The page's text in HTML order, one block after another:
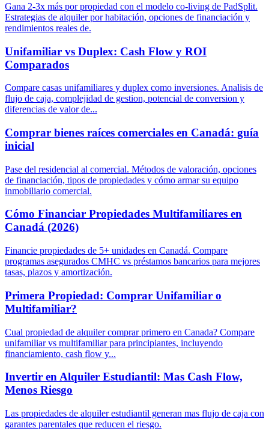
Gana 2-3x más por propiedad con el modelo co-living de PadSplit.
Estrategias de alquiler por habitación, opciones de financiación y
rendimientos reales de.
Unifamiliar vs Duplex: Cash Flow y ROI
Comparados
Compare casas unifamiliares y duplex como inversiones. Analisis de
flujo de caja, complejidad de gestion, potencial de conversion y
diferencias de valor de...
Comprar bienes raíces comerciales en Canadá: guía
inicial
Pase del residencial al comercial. Métodos de valoración, opciones
de financiación, tipos de propiedades y cómo armar su equipo
inmobiliario comercial.
Cómo Financiar Propiedades Multifamiliares en
Canadá (2026)
Financie propiedades de 5+ unidades en Canadá. Compare
programas asegurados CMHC vs préstamos bancarios para mejores
tasas, plazos y amortización.
Primera Propiedad: Comprar Unifamiliar o
Multifamiliar?
Cual propiedad de alquiler comprar primero en Canada? Compare
unifamiliar vs multifamiliar para principiantes, incluyendo
financiamiento, cash flow y...
Invertir en Alquiler Estudiantil: Mas Cash Flow,
Menos Riesgo
Las propiedades de alquiler estudiantil generan mas flujo de caja con
garantes parentales que reducen el riesgo.